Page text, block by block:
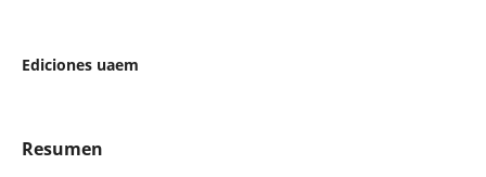
Ediciones uaem
Resumen